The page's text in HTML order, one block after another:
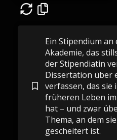
Ein Stipendium
Akademie, das
der Stipendiatin
Dissertation über
verfassen, das sie
früheren Leben
hat – und zwar
Thema, an dem
gescheitert ist.